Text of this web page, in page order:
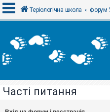
х
і
Р
Теріологічна школа
Часті питання